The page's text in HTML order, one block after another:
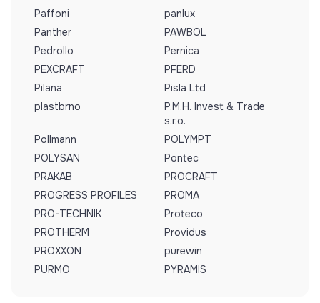
Paffoni
panlux
Panther
PAWBOL
Pedrollo
Pernica
PEXCRAFT
PFERD
Pilana
Pisla Ltd
plastbrno
P.M.H. Invest & Trade
s.r.o.
Pollmann
POLYMPT
POLYSAN
Pontec
PRAKAB
PROCRAFT
PROGRESS PROFILES
PROMA
PRO-TECHNIK
Proteco
PROTHERM
Providus
PROXXON
purewin
PURMO
PYRAMIS